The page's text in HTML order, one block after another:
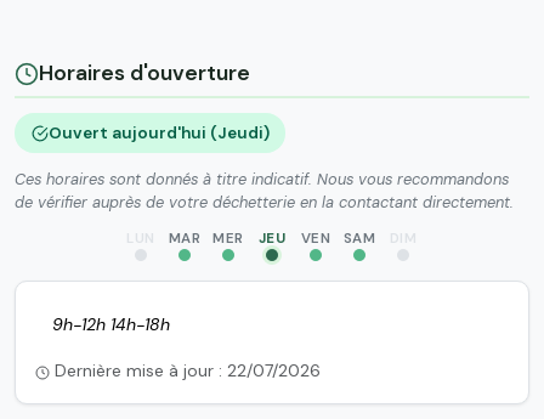
Horaires d'ouverture
Ouvert aujourd'hui (Jeudi)
Ces horaires sont donnés à titre indicatif. Nous vous recommandons
de vérifier auprès de votre déchetterie en la contactant directement.
LUN MAR MER JEU VEN SAM DIM
9h-12h 14h-18h
Dernière mise à jour : 22/07/2026